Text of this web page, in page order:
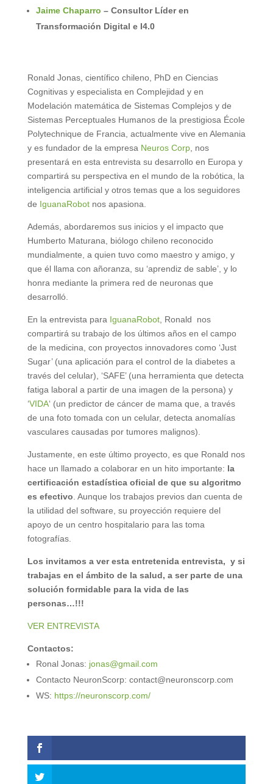
Jaime Chaparro – Consultor Líder en
Transformación Digital e I4.0
Ronald Jonas, científico chileno, PhD en Ciencias
Cognitivas y especialista en Complejidad y en
Modelación matemática de Sistemas Complejos y de
Sistemas Perceptuales Humanos de la prestigiosa École
Polytechnique de Francia, actualmente vive en Alemania
y es fundador de la empresa Neuros Corp, nos
presentará en esta entrevista su desarrollo en Europa y
compartirá su perspectiva en el mundo de la robótica, la
inteligencia artificial y otros temas que a los seguidores
de IguanaRobotnos apasiona.
Además, abordaremos sus inicios y el impacto que
Humberto Maturana, biólogo chileno reconocido
mundialmente, a quien tuvo como maestro y amigo, y
que él llama con añoranza, su ‘aprendiz de sable’, y lo
honra mediante la primera red de neuronas que
desarrolló.
En la entrevista para IguanaRobot, Ronald nos
compartirá su trabajo de los últimos años en el campo
de la medicina, con proyectos innovadores como ‘Just
Sugar’ (una aplicación para el control de la diabetes a
través del celular), ‘SAFE’ (una herramienta que detecta
fatiga laboral a partir de una imagen de la persona) y
‘VIDA‘ (un predictor de cáncer de mama que, a través
de una foto tomada con un celular, detecta anomalías
vasculares causadas por tumores malignos).
Justamente, en este último proyecto, es que Ronald nos
hace un llamado a colaborar en un hito importante: la
certificación estadística oficial de que su algoritmo
es efectivo . Aunque los trabajos previos dan cuenta de
la utilidad del software, su proyección requiere del
apoyo de un centro hospitalario para las toma
fotografías.
Los invitamos a ver esta entretenida entrevista, y si
trabajas en el ámbito de la salud, a ser parte de una
solución formidable para la vida de las
personas…!!!
VER ENTREVISTA
Contactos:
Ronal Jonas: jonas@gmail.com
Contacto NeuronScorp: contact@neuronscorp.com
WS: https://neuronscorp.com/